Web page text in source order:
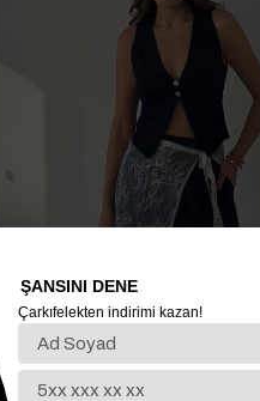
İki Düğmeli Yumoş Yelek - Lacivert
ŞANSINI DENE
Çarkıfelekten indirimi kazan!